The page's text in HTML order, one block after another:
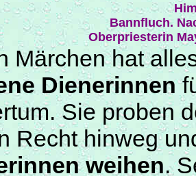
Bannfluch.
Oberpriesterin
Märchen hat
Dienerinnen
Sie proben
Recht hinweg
weihen.